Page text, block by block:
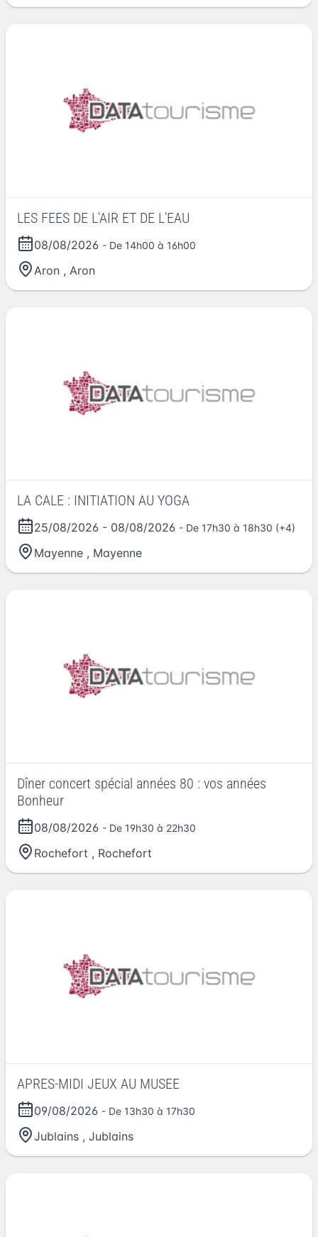
LES FEES DE L'AIR ET DE L'EAU
08/08/2026 - De 14h00 à 16h00
Aron , Aron
LA CALE : INITIATION AU YOGA
25/08/2026 - 08/08/2026 - De 17h30 à 18h30 (+4)
Mayenne , Mayenne
Dîner concert spécial années 80 : vos années
Bonheur
08/08/2026 - De 19h30 à 22h30
Rochefort , Rochefort
APRES-MIDI JEUX AU MUSEE
09/08/2026 - De 13h30 à 17h30
Jublains , Jublains